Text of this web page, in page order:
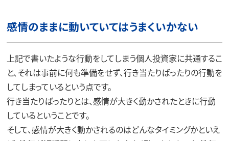
感情のままに動いていてはうまくいかない
上記で書いたような行動をしてしまう個人投資家に共通するこ
と、それは事前に何も準備をせず、行き当たりばったりの行動を
してしまっているという点です。
行き当たりばったりとは、感情が大きく動かされたときに行動
しているということです。
そして、感情が大きく動かされるのはどんなタイミングかといえ